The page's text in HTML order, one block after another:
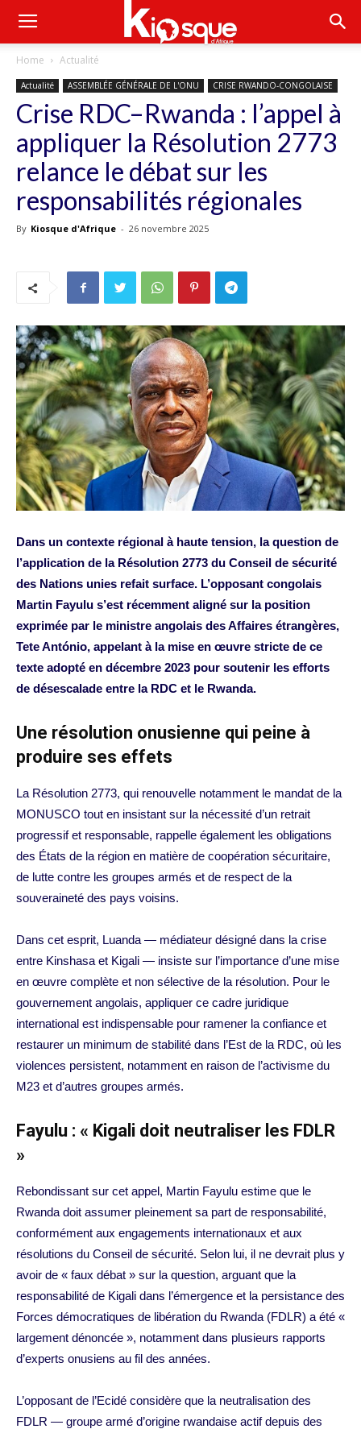
Home Actualité
Actualité ASSEMBLÉE GÉNÉRALE DE L'ONU CRISE RWANDO-CONGOLAISE
Crise RDC–Rwanda : l’appel à
appliquer la Résolution 2773
relance le débat sur les
responsabilités régionales
By Kiosque d'Afrique - 26 novembre 2025
Dans un contexte régional à haute tension, la question de
l’application de la Résolution 2773 du Conseil de sécurité
des Nations unies refait surface. L’opposant congolais
Martin Fayulu s’est récemment aligné sur la position
exprimée par le ministre angolais des Affaires étrangères,
Tete António, appelant à la mise en œuvre stricte de ce
texte adopté en décembre 2023 pour soutenir les efforts
de désescalade entre la RDC et le Rwanda.
Une résolution onusienne qui peine à
produire ses effets
La Résolution 2773, qui renouvelle notamment le mandat de la
MONUSCO tout en insistant sur la nécessité d’un retrait
progressif et responsable, rappelle également les obligations
des États de la région en matière de coopération sécuritaire,
de lutte contre les groupes armés et de respect de la
souveraineté des pays voisins.
Dans cet esprit, Luanda — médiateur désigné dans la crise
entre Kinshasa et Kigali — insiste sur l’importance d’une mise
en œuvre complète et non sélective de la résolution. Pour le
gouvernement angolais, appliquer ce cadre juridique
international est indispensable pour ramener la confiance et
restaurer un minimum de stabilité dans l’Est de la RDC, où les
violences persistent, notamment en raison de l’activisme du
M23 et d’autres groupes armés.
Fayulu : « Kigali doit neutraliser les FDLR
»
Rebondissant sur cet appel, Martin Fayulu estime que le
Rwanda doit assumer pleinement sa part de responsabilité,
conformément aux engagements internationaux et aux
résolutions du Conseil de sécurité. Selon lui, il ne devrait plus y
avoir de « faux débat » sur la question, arguant que la
responsabilité de Kigali dans l’émergence et la persistance des
Forces démocratiques de libération du Rwanda (FDLR) a été «
largement dénoncée », notamment dans plusieurs rapports
d’experts onusiens au fil des années.
L’opposant de l’Ecidé considère que la neutralisation des
FDLR — groupe armé d’origine rwandaise actif depuis des